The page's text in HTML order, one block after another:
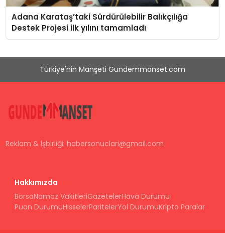
Adana Karataş’taki Sürdürülebilir Balıkçılığa
Destek Projesi ilk yılını tamamladı
Türkiye'nin Manşeti Gundemmanset.com
Reklam & İşbirliği:habersonuclari@gmail.com
Hakkımızda
BorsaNamaz VakitleriGazetelerHava Durumu
Puan DurumuHisselerParitelerYol DurumuKripto Paralar